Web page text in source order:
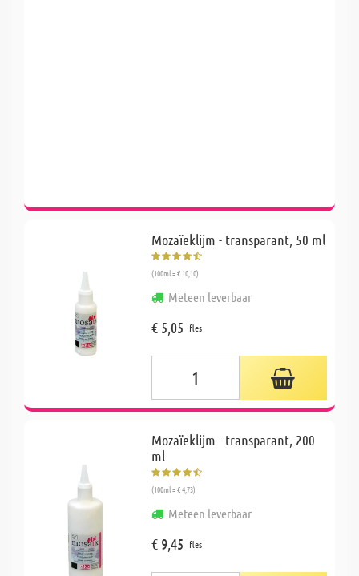
Mozaïeklijm - transparant, 50 ml
(100ml = € 10,10)
Meteen leverbaar
€ 5,05 fles
Mozaïeklijm - transparant, 200
ml
(100ml = € 4,73)
Meteen leverbaar
€ 9,45 fles